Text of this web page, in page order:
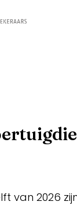
van 2026